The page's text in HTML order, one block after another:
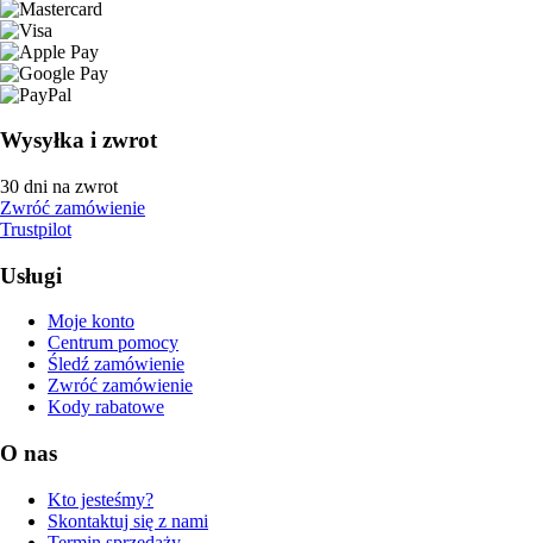
Wysyłka i zwrot
30 dni na zwrot
Zwróć zamówienie
Trustpilot
Usługi
Moje konto
Centrum pomocy
Śledź zamówienie
Zwróć zamówienie
Kody rabatowe
O nas
Kto jesteśmy?
Skontaktuj się z nami